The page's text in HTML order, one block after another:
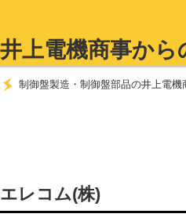
井上電機商事から
制御盤製造・制御盤部品の井上電機
エレコム(株)